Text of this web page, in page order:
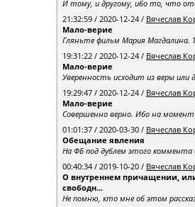
И тому, и другому, ибо то, что
21:32:59 / 2020-12-24 / Вячеслав
Мало-верие
Гляньте фильм Мария Магдалина.
19:31:22 / 2020-12-24 / Вячеслав
Мало-верие
Уверенность исходит из веры или
19:29:47 / 2020-12-24 / Вячеслав
Мало-верие
Совершенно верно. Ибо на момент
01:01:37 / 2020-03-30 / Вячеслав
Обещание явления
На ФБ под дублем этого коммента
00:40:34 / 2019-10-20 / Вячеслав
О внутреннем причащении,
свободн...
Не помню, кто мне об этом